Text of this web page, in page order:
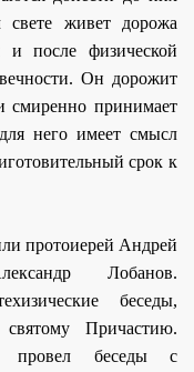
живет дорожа
после физической
Он дорожит
принимает
него имеет смысл
срок к
протоиерей Андрей
Лобанов.
беседы,
святому Причастию.
провел беседы с